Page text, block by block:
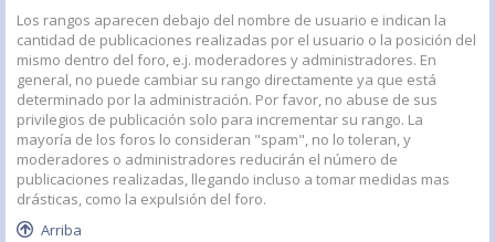
Los rangos aparecen debajo del nombre de usuario e indican la
cantidad de publicaciones realizadas por el usuario o la posición del
mismo dentro del foro, e.j. moderadores y administradores. En
general, no puede cambiar su rango directamente ya que está
determinado por la administración. Por favor, no abuse de sus
privilegios de publicación solo para incrementar su rango. La
mayoría de los foros lo consideran "spam", no lo toleran, y
moderadores o administradores reducirán el número de
publicaciones realizadas, llegando incluso a tomar medidas mas
drásticas, como la expulsión del foro.
Arriba